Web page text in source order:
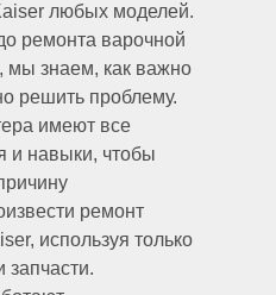
любых моделей.
ремонта варочной
мы знаем, как важно
решить проблему.
имеют все
и навыки, чтобы
ремонт
используя только